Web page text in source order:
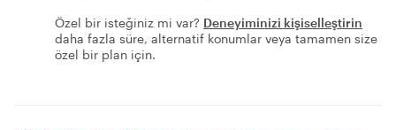
Özel bir isteğiniz mi var? Deneyiminizi kişiselleştirin
daha fazla süre, alternatif konumlar veya tamamen size
özel bir plan için.